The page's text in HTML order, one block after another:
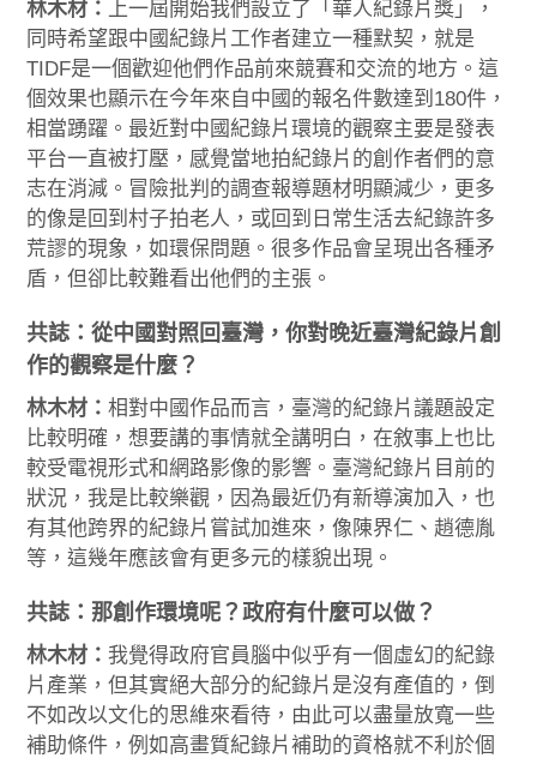
林木材： 上一屆開始我們設立了「華人紀錄片獎」，
同時希望跟中國紀錄片工作者建立一種默契，就是
TIDF是一個歡迎他們作品前來競賽和交流的地方。這
個效果也顯示在今年來自中國的報名件數達到180件，
相當踴躍。最近對中國紀錄片環境的觀察主要是發表
平台一直被打壓，感覺當地拍紀錄片的創作者們的意
志在消減。冒險批判的調查報導題材明顯減少，更多
的像是回到村子拍老人，或回到日常生活去紀錄許多
荒謬的現象，如環保問題。很多作品會呈現出各種矛
盾，但卻比較難看出他們的主張。
共誌：從中國對照回臺灣，你對晚近臺灣紀錄片創
作的觀察是什麼？
林木材：相對中國作品而言，臺灣的紀錄片議題設定
比較明確，想要講的事情就全講明白，在敘事上也比
較受電視形式和網路影像的影響。臺灣紀錄片目前的
狀況，我是比較樂觀，因為最近仍有新導演加入，也
有其他跨界的紀錄片嘗試加進來，像陳界仁、趙德胤
等，這幾年應該會有更多元的樣貌出現。
共誌：那創作環境呢？政府有什麼可以做？
林木材：我覺得政府官員腦中似乎有一個虛幻的紀錄
片產業，但其實絕大部分的紀錄片是沒有產值的，倒
不如改以文化的思維來看待，由此可以盡量放寬一些
補助條件，例如高畫質紀錄片補助的資格就不利於個